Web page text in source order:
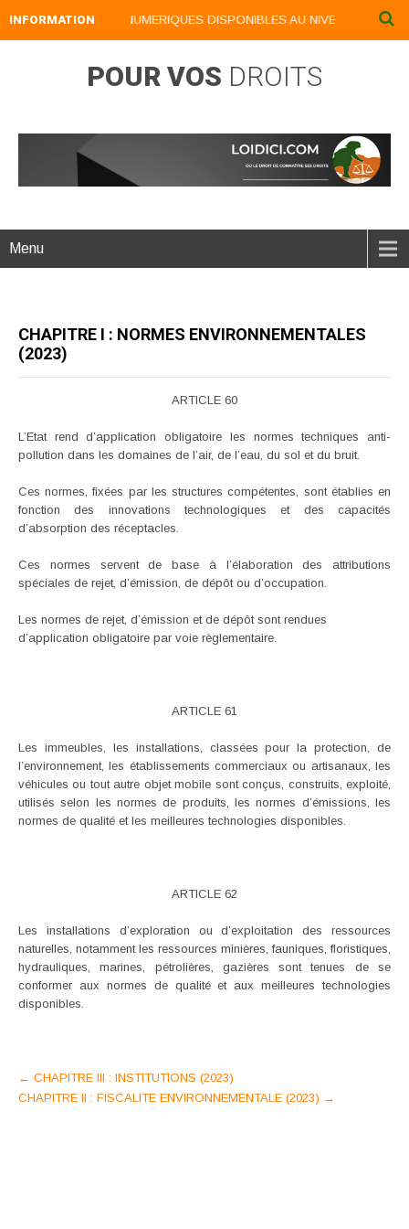
INFORMATION
NOS LIVRES NUMERIQUES DISPONIBLES AU NIVEAU DU
POUR VOS DROITS
Menu
CHAPITRE I : NORMES ENVIRONNEMENTALES
(2023)
ARTICLE 60
L’Etat rend d’application obligatoire les normes techniques anti-
pollution dans les domaines de l’air, de l’eau, du sol et du bruit.
Ces normes, fixées par les structures compétentes, sont établies en
fonction des innovations technologiques et des capacités
d’absorption des réceptacles.
Ces normes servent de base à l’élaboration des attributions
spéciales de rejet, d’émission, de dépôt ou d’occupation.
Les normes de rejet, d’émission et de dépôt sont rendues
d’application obligatoire par voie règlementaire.
ARTICLE 61
Les immeubles, les installations, classées pour la protection, de
l’environnement, les établissements commerciaux ou artisanaux, les
véhicules ou tout autre objet mobile sont conçus, construits, exploité,
utilisés selon les normes de produits, les normes d’émissions, les
normes de qualité et les meilleures technologies disponibles.
ARTICLE 62
Les installations d’exploration ou d’exploitation des ressources
naturelles, notamment les ressources minières, fauniques, floristiques,
hydrauliques, marines, pétrolières, gazières sont tenues de se
conformer aux normes de qualité et aux meilleures technologies
disponibles.
Post
navigation
← CHAPITRE III : INSTITUTIONS (2023)
CHAPITRE II : FISCALITE ENVIRONNEMENTALE (2023) →